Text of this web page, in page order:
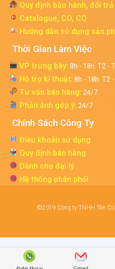
Quy định bảo hành, đổi trả
Catalogue, CO, CQ
Hướng dẫn sử dụng sản
Thời Gian Làm Việc
VP trưng bày: 8h - 18h. T2 -
Hỗ trợ kĩ thuật: 8h - 18h. T2
Tư vấn bán hàng: 24/7
Phản ánh góp ý: 24/7
Chính Sách Công Ty
Điều khoản sử dụng
Quy định bán hàng
Dành cho đại lý
Hệ thống phân phối
©2019 Công ty TNHH Tân